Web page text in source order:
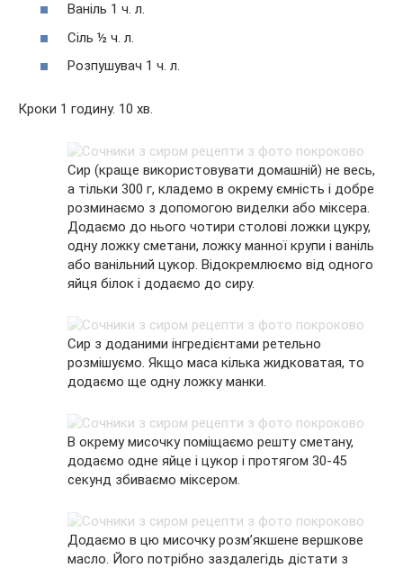
Ваніль 1 ч. л.
Сіль ½ ч. л.
Розпушувач 1 ч. л.
Кроки 1 годину. 10 хв.
Сир (краще використовувати домашній) не весь,
а тільки 300 г, кладемо в окрему ємність і добре
розминаємо з допомогою виделки або міксера.
Додаємо до нього чотири столові ложки цукру,
одну ложку сметани, ложку манної крупи і ваніль
або ванільний цукор. Відокремлюємо від одного
яйця білок і додаємо до сиру.
Сир з доданими інгредієнтами ретельно
розмішуємо. Якщо маса кілька жидковатая, то
додаємо ще одну ложку манки.
В окрему мисочку поміщаємо решту сметану,
додаємо одне яйце і цукор і протягом 30-45
секунд збиваємо міксером.
Додаємо в цю мисочку розм’якшене вершкове
масло. Його потрібно заздалегідь дістати з